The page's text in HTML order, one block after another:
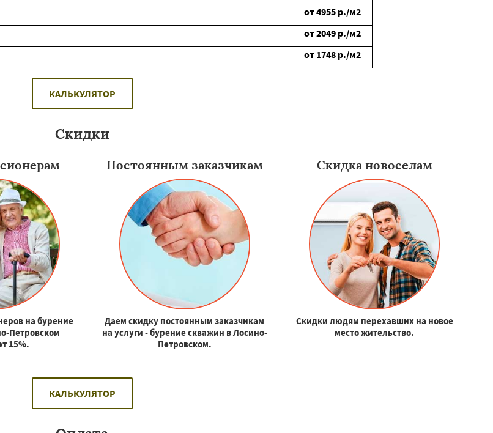
от4955 р./м2
от2049 р./м2
от 1748 р./м2
КАЛЬКУЛЯТОР
Скидки
на бурение
Петровском
15%.
Постоянным заказчикам
Даем скидку постоянным заказчикам
на услуги - бурение скважин в Лосино-
Петровском.
Скидка новоселам
Скидки людям перехавших на новое
место жительство.
КАЛЬКУЛЯТОР